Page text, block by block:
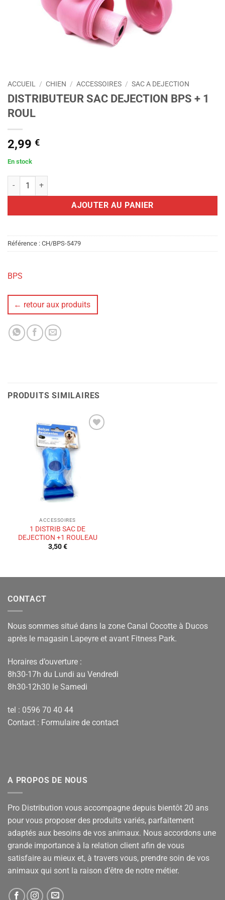
ACCUEIL / CHIEN / ACCESSOIRES / SAC A DEJECTION
DISTRIBUTEUR SAC DEJECTION BPS + 1
ROUL
2,99 €
En stock
quantité de DISTRIBUTEUR SAC DEJECTION BPS + 1 ROUL
AJOUTER AU PANIER
Référence : CH/BPS-5479
BPS
← retour aux produits
PRODUITS SIMILAIRES
ACCESSOIRES
1 DISTRIB SAC DE
DEJECTION +1 ROULEAU
3,50€
CONTACT
Nous sommes situé dans la zone Canal Cocotte à Ducos
après le magasin Lapeyre et avant Fitness Park.
Horaires d’ouverture :
8h30-17h du Lundi au Vendredi
8h30-12h30 le Samedi
tel : 0596 70 40 44
Contact : Formulaire de contact
A PROPOS DE NOUS
Pro Distribution vous accompagne depuis bientôt 20 ans
pour vous proposer des produits variés, parfaitement
adaptés aux besoins de vos animaux. Nous accordons une
grande importance à la relation client afin de vous
satisfaire au mieux et, à travers vous, prendre soin de vos
animaux qui sont la raison d’être de notre métier.